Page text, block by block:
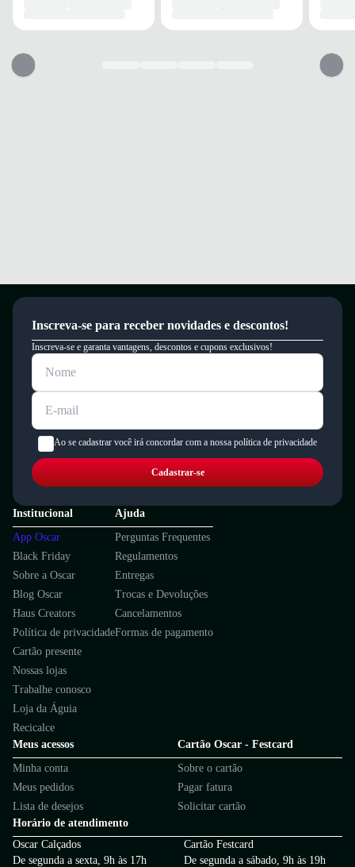
um período de 90 dias.
Inscreva-se para receber novidades e descontos!
Inscreva-se e garanta vantagens, descontos e cupons exclusivos!
Ao se cadastrar você irá concordar com a nossa política de privacidade
Cadastrar-se
Institucional
App Oscar
Black Friday
Sobre a Oscar
Blog Oscar
Haus Creators
Política de privacidade
Cartão presente
Nossas lojas
Trabalhe conosco
Loja da Águia
Recicalce
Ajuda
Perguntas Frequentes
Regulamentos
Entregas
Trocas e Devoluções
Cancelamentos
Formas de pagamento
Meus acessos
Minha conta
Meus pedidos
Lista de desejos
Cartão Oscar - Festcard
Sobre o cartão
Pagar fatura
Solicitar cartão
Horário de atendimento
Oscar Calçados
De segunda a sexta, 9h às 17h
Cartão Festcard
De segunda a sábado, 9h às 19h